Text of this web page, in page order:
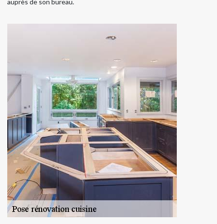
auprès de son bureau.